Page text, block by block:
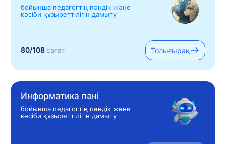
бойынша педагогтің пәндік және
кәсіби құзыреттілігін дамыту
80/108сағат Толығырақ
Информатика пәні
бойынша педагогтің пәндік және
кәсіби құзыреттілігін дамыту